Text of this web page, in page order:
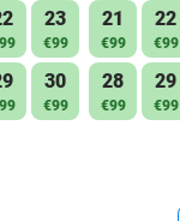
23
€99
30
€99
21
€99
22
€99
28
€99
29
€99